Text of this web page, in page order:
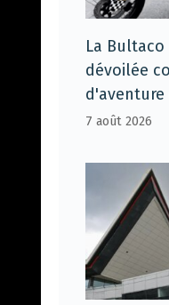
La Bultaco
dévoilée
d'aventure
7 août 2026